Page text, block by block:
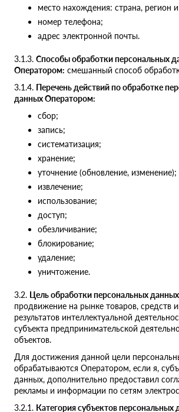
место нахождения: страна, регион
номер телефона;
адрес электронной почты.
3.1.3. Способы обработки персональных
Оператором: смешанный способ
3.1.4. Перечень действий по обработке
данных Оператором:
сбор;
запись;
систематизация;
хранение;
уточнение (обновление, изменение);
извлечение;
использование;
доступ;
обезличивание;
блокирование;
удаление;
уничтожение.
3.2. Цель обработки персональных
продвижение на рынке товаров, средств
результатов интеллектуальной
субъекта предпринимательской
объектов.
Для достижения данной цели
обрабатываются Оператором, если я,
данных, дополнительно предоставил
рекламы и информации по сетям
3.2.1. Категория субъектов персональных